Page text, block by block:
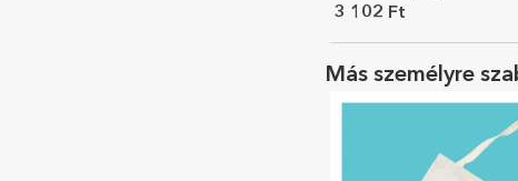
Boldog húsvétot!
3 102 Ft
Más személyre